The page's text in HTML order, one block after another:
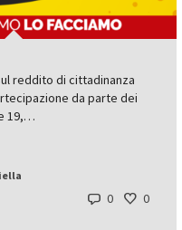
reddito di cittadinanza
da parte dei
19,…
0 0